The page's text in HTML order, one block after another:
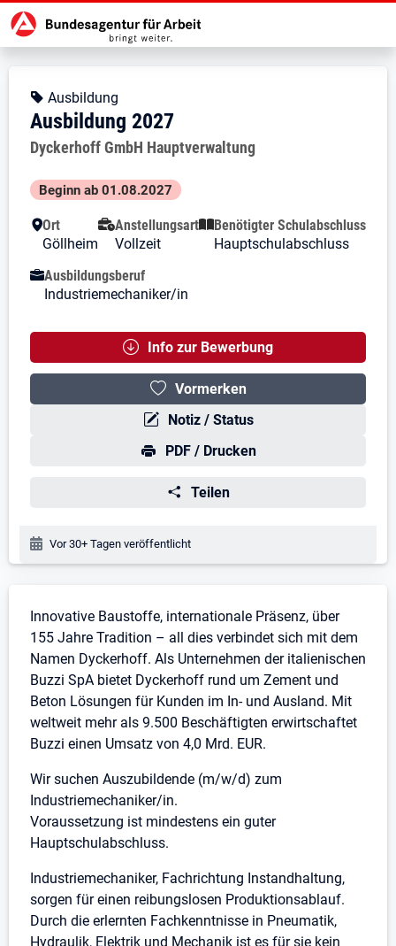
Zur Jobsuche Startseite
Stellendetails zu: Ausbildung
Ausbildung 2027
Ausbildung 2027
Kopfbereich
Angebotsart:
Ausbildung
Ausbildung 2027
Arbeitgeber:
Dyckerhoff GmbH Hauptverwaltung
Besondere Merkmale
Beginn ab 01.08.2027
Ort
Göllheim
Anstellungsart
Vollzeit
Benötigter Schulabschluss
Hauptschulabschluss
Ausbildungsberuf
Industriemechaniker/in
Info zur Bewerbung
Vormerken
Notiz / Status
PDF / Drucken
Teilen
Veröffentlichungsdatum:
Vor 30+ Tagen veröffentlicht
Stellenbeschreibung
Innovative Baustoffe, internationale Präsenz, über
155 Jahre Tradition – all dies verbindet sich mit dem
Namen Dyckerhoff. Als Unternehmen der italienischen
Buzzi SpA bietet Dyckerhoff rund um Zement und
Beton Lösungen für Kunden im In- und Ausland. Mit
weltweit mehr als 9.500 Beschäftigten erwirtschaftet
Buzzi einen Umsatz von 4,0 Mrd. EUR.
Wir suchen Auszubildende (m/w/d) zum
Industriemechaniker/in.
Voraussetzung ist mindestens ein guter
Hauptschulabschluss.
Industriemechaniker, Fachrichtung Instandhaltung,
sorgen für einen reibungslosen Produktionsablauf.
Durch die erlernten Fachkenntnisse in Pneumatik,
Hydraulik, Elektrik und Mechanik ist es für sie kein